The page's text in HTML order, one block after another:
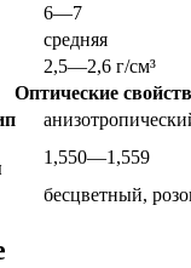
6—7
средняя
2,5—2,6 г/см³
Оптические
1,550—1,559
бесцветный,